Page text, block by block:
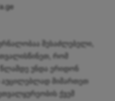
შესაძლებელი,
რომ
უნდა ერიდონ
აუცილებლად მიმართეთ
ქვეშ